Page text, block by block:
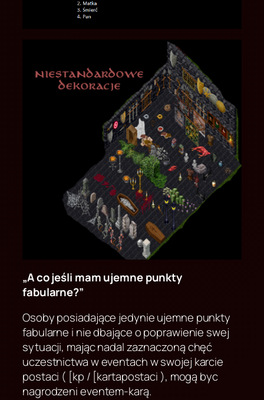
„A co jeśli mam ujemne punkty
fabularne?”
Osoby posiadające jedynie ujemne punkty
fabularne i nie dbające o poprawienie swej
sytuacji, mając nadal zaznaczoną chęć
uczestnictwa w eventach w swojej karcie
postaci ( [kp / [kartapostaci ), mogą byc
nagrodzeni eventem-karą.